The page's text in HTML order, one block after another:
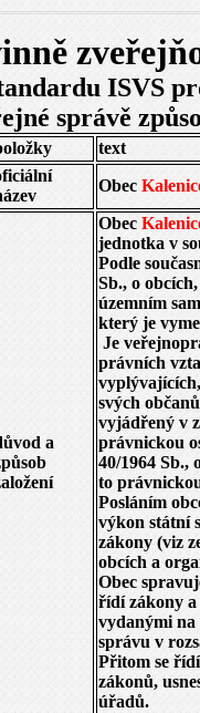
ISVS
správě
text
Obec
a
Obec
jednotka v
Podle
Sb., o
územním
který je
Je
právních
svých
vyjádřený v
právnickou
40/1964 Sb.,
to
Posláním
výkon státní
zákony (viz
obcích a
Obec
řídí zákony a
vydanými na
správu v
Přitom se
zákonů,
úřadů.